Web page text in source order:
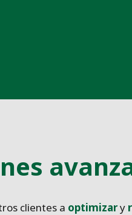
clientes a optimizary